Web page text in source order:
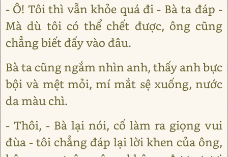
- Ô! Tôi thì vẫn khỏe quá đi - Bà ta đáp -
Mà dù tôi có thể chết được, ông cũng
chẳng biết đấy vào đâu.
Bà ta cũng ngắm nhìn anh, thấy anh bực
bội và mệt mỏi, mí mắt sệ xuống, nước
da màu chì.
- Thôi, - Bà lại nói, cố làm ra giọng vui
đùa - tôi chẳng đáp lại lời khen của ông,